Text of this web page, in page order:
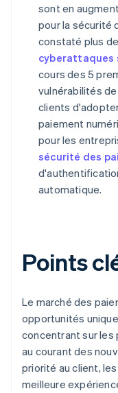
sont en
pour la sécurité
constaté plus
cyberattaques
cours des 5
vulnérabilités
clients
paiement
pour les
sécurité des
automatique.
Points
Le marché des
opportunités
concentrant sur les
au courant des
priorité au client,
meilleure